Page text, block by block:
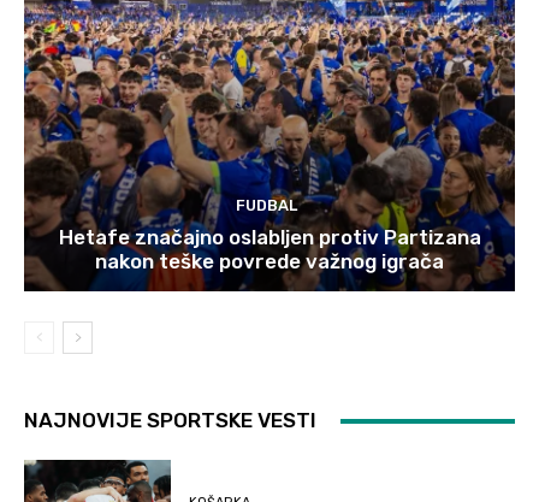
FUDBAL
Hetafe značajno oslabljen protiv Partizana
nakon teške povrede važnog igrača
NAJNOVIJE SPORTSKE VESTI